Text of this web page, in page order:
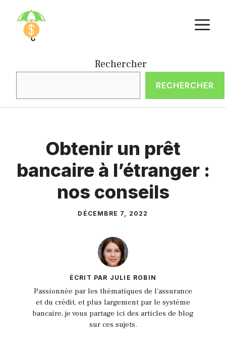
contenu
Rechercher
RECHERCHER
Obtenir un prêt
bancaire à l’étranger :
nos conseils
DÉCEMBRE 7, 2022
ÉCRIT PAR JULIE ROBIN
Passionnée par les thématiques de l'assurance
et du crédit, et plus largement par le système
bancaire, je vous partage ici des articles de blog
sur ces sujets.